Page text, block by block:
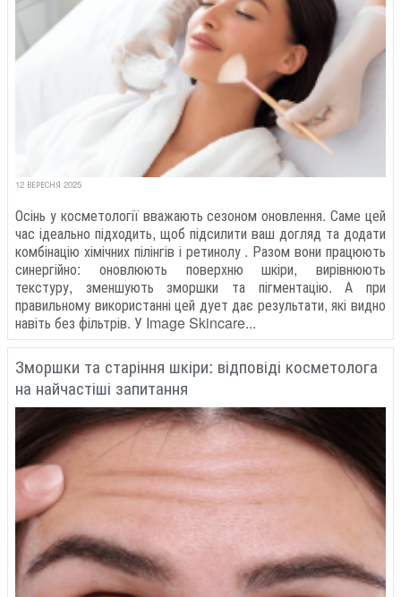
12 ВЕРЕСНЯ 2025
Осінь у косметології вважають сезоном оновлення. Саме цей
час ідеально підходить, щоб підсилити ваш догляд та додати
комбінацію хімічних пілінгів і ретинолу . Разом вони працюють
синергійно: оновлюють поверхню шкіри, вирівнюють
текстуру, зменшують зморшки та пігментацію. А при
правильному використанні цей дует дає результати, які видно
навіть без фільтрів. У Image Skincare...
Зморшки та старіння шкіри: відповіді косметолога
на найчастіші запитання